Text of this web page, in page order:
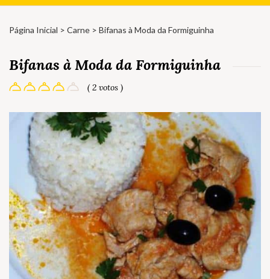
Página Inicial > Carne > Bifanas à Moda da Formiguinha
Bifanas à Moda da Formiguinha
( 2 votos )